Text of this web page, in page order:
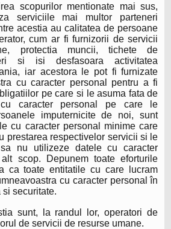
scopurilor mentionate mai sus,
serviciile mai multor parteneri
acestia au calitatea de persoane
cum ar fi furnizorii de servicii
protectia muncii, tichete de
si isi desfasoara activitatea
iar acestora le pot fi furnizate
cu caracter personal pentru a fi
pe care si le asuma fata de
cu caracter personal pe care le
imputernicite de noi, sunt
cu caracter personal minime care
prestarea respectivelor servicii si le
nu utilizeze datele cu caracter
scop. Depunem toate eforturile
ca toate entitatile cu care lucram
cu caracter personal în
securitate.
sunt, la randul lor, operatori de
de servicii de resurse umane.